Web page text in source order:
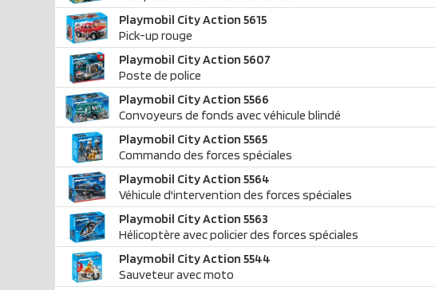
Playmobil City Action 5615
Pick-up rouge
Playmobil City Action 5607
Poste de police
Playmobil City Action 5566
Convoyeurs de fonds avec véhicule blindé
Playmobil City Action 5565
Commando des forces spéciales
Playmobil City Action 5564
Véhicule d'intervention des forces spéciales
Playmobil City Action 5563
Hélicoptère avec policier des forces spéciales
Playmobil City Action 5544
Sauveteur avec moto